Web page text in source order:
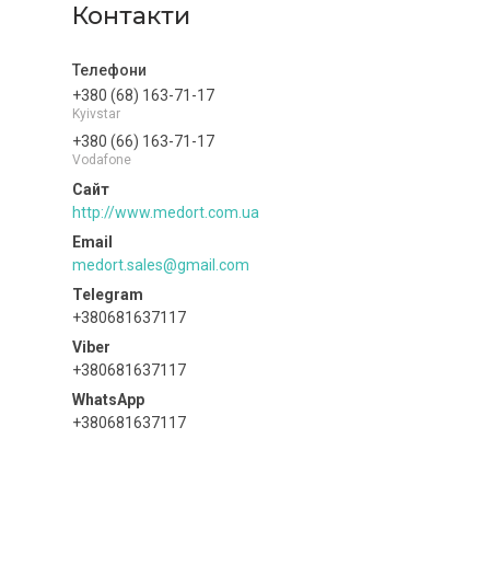
Контакти
+380 (68) 163-71-17
Kyivstar
+380 (66) 163-71-17
Vodafone
http://www.medort.com.ua
medort.sales@gmail.com
+380681637117
+380681637117
+380681637117